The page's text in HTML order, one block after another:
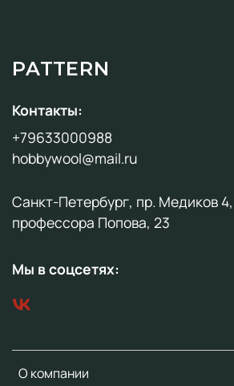
PATTERN
О компании
Контакты:
+79633000988
hobbywool@mail.ru
Санкт-Петербург, пр. Медиков 4,
профессора Попова, 23
Мы в соцсетях: